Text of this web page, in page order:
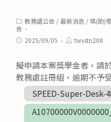
Post
category:
教務處公告 /最新消息 /獎(助)
告
Post2025/09/05
Posttwvstn208
擬申請本案獎學金者，請
教務處註冊組，逾期不予
SPEED-Super-Desk-4